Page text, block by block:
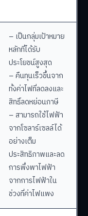
– เป็นกลุ่มเป้าหมาย
หลักที่ได้รับ
ประโยชน์สูงสุด
– คืนทุนเร็วขึ้นจาก
ทั้งค่าไฟที่ลดลงและ
สิทธิ์ลดหย่อนภาษี
– สามารถใช้ไฟฟ้า
จากโซลาร์เซลล์ได้
อย่างเต็ม
ประสิทธิภาพและลด
การพึ่งพาไฟฟ้า
จากการไฟฟ้าใน
ช่วงที่ค่าไฟแพง